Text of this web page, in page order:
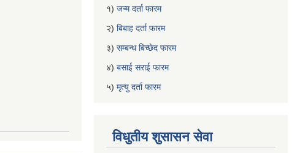
१) जन्म दर्ता फारम
२) बिबाह दर्ता फारम
३) सम्बन्ध बिच्छेद फारम
४) बसाई सराई फारम
५) मृत्यु दर्ता फारम
विधुतीय शुसासन सेवा